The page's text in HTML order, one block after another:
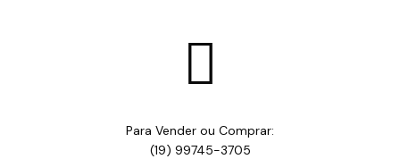

Para Vender ou Comprar:
(19) 99745-3705